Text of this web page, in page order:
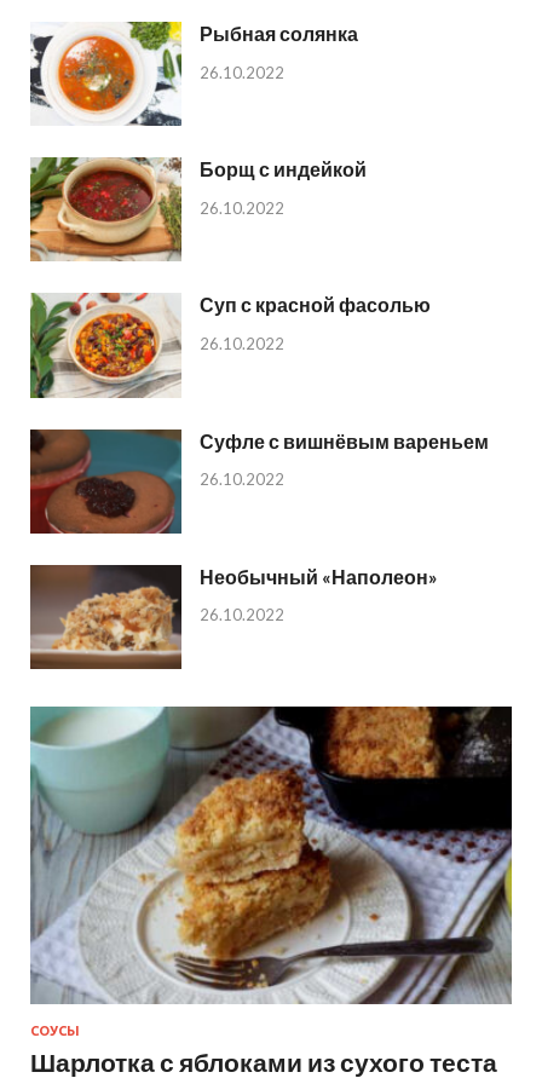
Рыбная солянка
26.10.2022
Борщ с индейкой
26.10.2022
Суп с красной фасолью
26.10.2022
Суфле с вишнёвым вареньем
26.10.2022
Необычный «Наполеон»
26.10.2022
СОУСЫ
Шарлотка с яблоками из сухого теста